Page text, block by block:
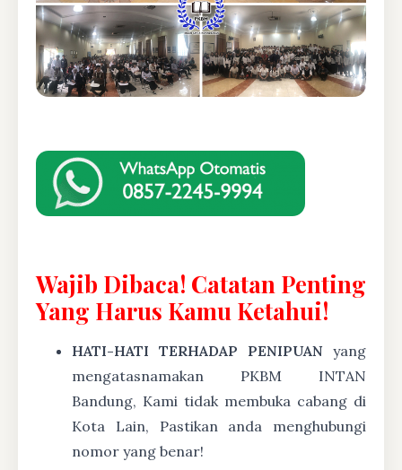
Wajib Dibaca! Catatan Penting
Yang Harus Kamu Ketahui!
HATI-HATI TERHADAP PENIPUAN yang
mengatasnamakan PKBM INTAN
Bandung, Kami tidak membuka cabang di
Kota Lain, Pastikan anda menghubungi
nomor yang benar!